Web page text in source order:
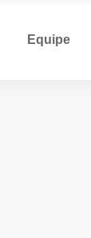
Equipe